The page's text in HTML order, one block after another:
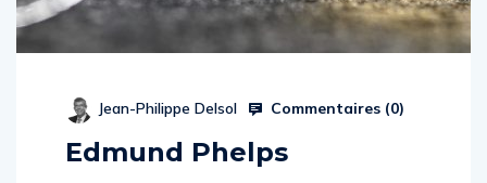
Jean-Philippe Delsol Commentaires (0)
Edmund Phelps